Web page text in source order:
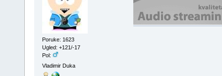
Poruke: 1623
Ugled: +121/-17
Pol:
Vladimir Duka